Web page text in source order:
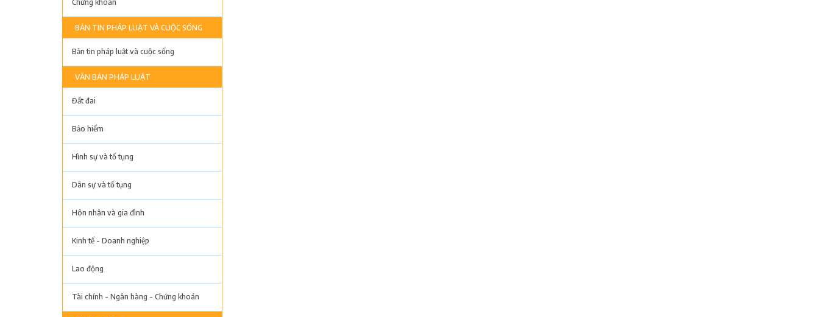
Chứng khoán
BẢN TIN PHÁP LUẬT VÀ CUỘC SỐNG
Bản tin pháp luật và cuộc sống
VĂN BẢN PHÁP LUẬT
Đất đai
Bảo hiểm
Hình sự và tố tụng
Dân sự và tố tụng
Hôn nhân và gia đình
Kinh tế - Doanh nghiệp
Lao động
Tài chính - Ngân hàng - Chứng khoán